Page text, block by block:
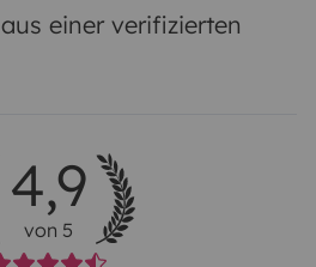
aus einer verifizierten
4,9
von 5